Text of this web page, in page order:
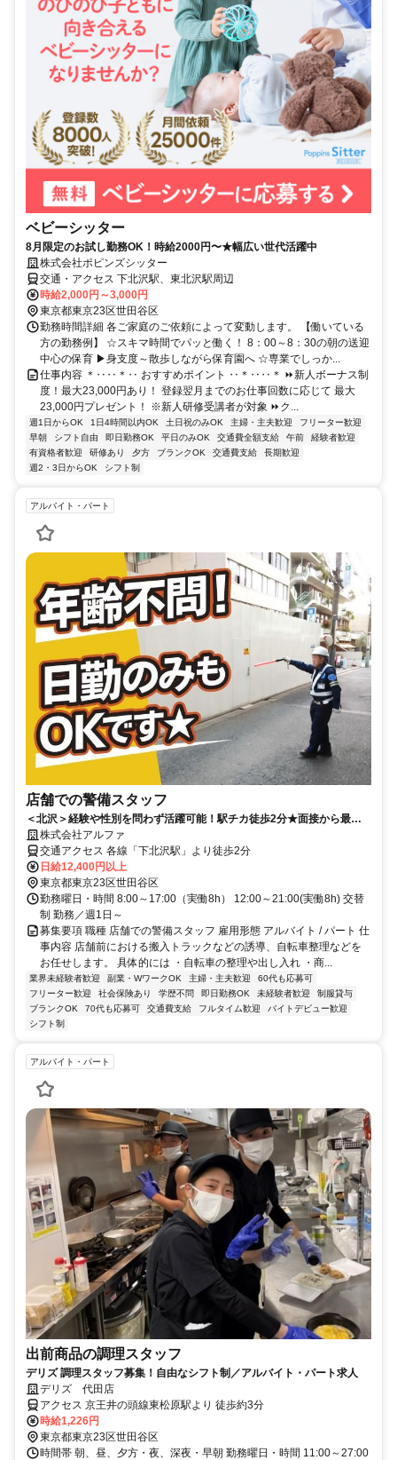
ベビーシッター
8月限定のお試し勤務OK！時給2000円〜★幅広い世代活躍中
株式会社ポピンズシッター
交通・アクセス 下北沢駅、東北沢駅周辺
時給2,000円～3,000円
東京都東京23区世田谷区
勤務時間詳細 各ご家庭のご依頼によって変動します。 【働いている
方の勤務例】 ☆スキマ時間でパッと働く！ 8：00～8：30の朝の送迎
中心の保育 ▶身支度～散歩しながら保育園へ ☆専業でしっか...
仕事内容 ＊‥‥＊‥ おすすめポイント ‥＊‥‥＊ ⏩新人ボーナス制
度！最大23,000円あり！ 登録翌月までのお仕事回数に応じて 最大
23,000円プレゼント！ ※新人研修受講者が対象 ⏩ク...
週1日からOK 1日4時間以内OK 土日祝のみOK 主婦・主夫歓迎
フリーター歓迎
早朝
シフト自由 即日勤務OK 平日のみOK 交通費全額支給 午前
経験者歓迎
有資格者歓迎
研修あり 夕方 ブランクOK 交通費支給
長期歓迎
週2・3日からOK
シフト制
アルバイト・パート
店舗での警備スタッフ
＜北沢＞経験や性別を問わず活躍可能！駅チカ徒歩2分★面接から最短1
週間程度で実働可能
株式会社アルファ
交通アクセス 各線「下北沢駅」より徒歩2分
日給12,400円以上
東京都東京23区世田谷区
勤務曜日・時間 8:00～17:00（実働8h） 12:00～21:00(実働8h) 交替
制 勤務／週1日～
募集要項 職種 店舗での警備スタッフ 雇用形態 アルバイト / パート 仕
事内容 店舗前における搬入トラックなどの誘導、自転車整理などを
お任せします。 具体的には ・自転車の整理や出し入れ ・商...
業界未経験者歓迎 副業・WワークOK 主婦・主夫歓迎
60代も応募可
フリーター歓迎
社会保険あり 学歴不問 即日勤務OK 未経験者歓迎
制服貸与
ブランクOK
70代も応募可 交通費支給 フルタイム歓迎
バイトデビュー歓迎
シフト制
アルバイト・パート
出前商品の調理スタッフ
デリズ 調理スタッフ募集！自由なシフト制／アルバイト・パート求人
デリズ 代田店
アクセス 京王井の頭線東松原駅より 徒歩約3分
時給1,226円
東京都東京23区世田谷区
時間帯 朝、昼、夕方・夜、深夜・早朝 勤務曜日・時間 11:00～27:00